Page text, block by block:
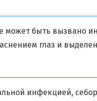
может быть вызвано
глаз и
инфекцией,